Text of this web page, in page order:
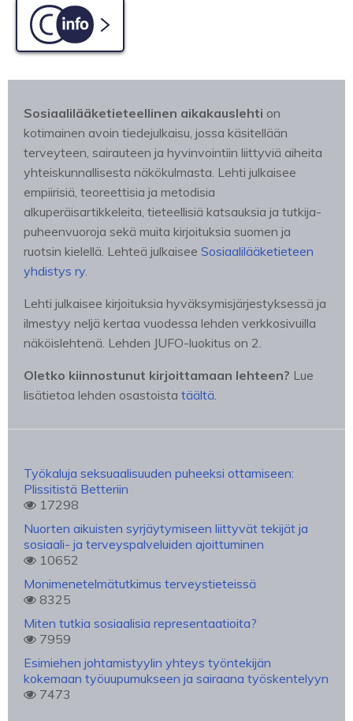
C-info
Sosiaalilääketieteellinen aikakauslehti on
kotimainen avoin tiedejulkaisu, jossa käsitellään
terveyteen, sairauteen ja hyvinvointiin liittyviä aiheita
yhteiskunnallisesta näkökulmasta. Lehti julkaisee
empiirisiä, teoreettisia ja metodisia
alkuperäisartikkeleita, tieteellisiä katsauksia ja tutkija-
puheenvuoroja sekä muita kirjoituksia suomen ja
ruotsin kielellä. Lehteä julkaisee Sosiaalilääketieteen
yhdistys ry.
Lehti julkaisee kirjoituksia hyväksymisjärjestyksessä ja
ilmestyy neljä kertaa vuodessa lehden verkkosivuilla
näköislehtenä. Lehden JUFO-luokitus on 2.
Oletko kiinnostunut kirjoittamaan lehteen? Lue
lisätietoa lehden osastoista täältä.
Työkaluja seksuaalisuuden puheeksi ottamiseen:
Plissitistä Betteriin
17298
Nuorten aikuisten syrjäytymiseen liittyvät tekijät ja
sosiaali- ja terveyspalveluiden ajoittuminen
10652
Monimenetelmätutkimus terveystieteissä
8325
Miten tutkia sosiaalisia representaatioita?
7959
Esimiehen johtamistyylin yhteys työntekijän
kokemaan työuupumukseen ja sairaana työskentelyyn
7473